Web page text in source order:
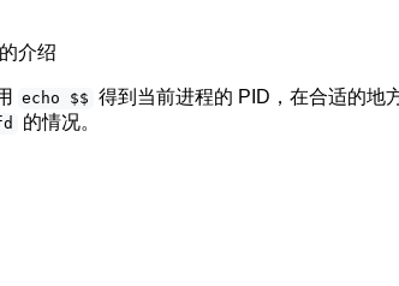
介绍
echo $$ 得到当前进程的 PID，在合适的地
的情况。